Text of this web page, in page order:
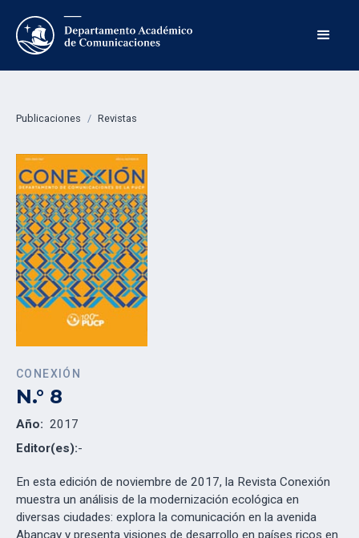
Publicaciones / Revistas
CONEXIÓN
N.° 8
Año: 2017
Editor(es):-
En esta edición de noviembre de 2017, la Revista Conexión
muestra un análisis de la modernización ecológica en
diversas ciudades: explora la comunicación en la avenida
Abancay y presenta visiones de desarrollo en países ricos en